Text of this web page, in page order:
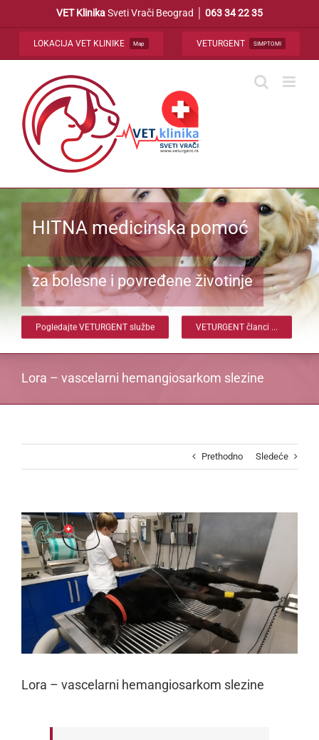
VET KlinikaSveti Vrači Beograd │ 063 34 22 35
LOKACIJA VET KLINIKE Map VETURGENT SIMPTOMI
HITNA medicinska pomoć
za bolesne i povređene životinje
Pogledajte VETURGENT službe VETURGENT članci ...
Lora – vascelarni hemangiosarkom slezine
Prethodno Sledeće
View
Larger
Image
Lora – vascelarni hemangiosarkom slezine